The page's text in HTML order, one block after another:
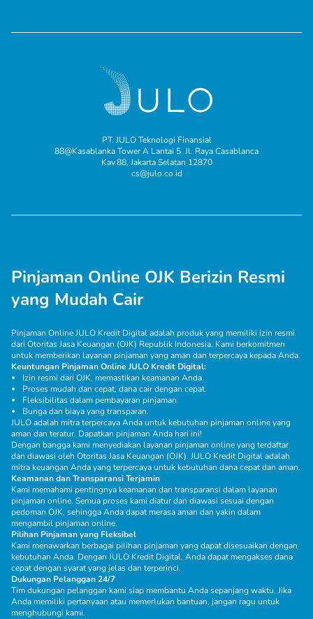
PT. JULO Teknologi Finansial
88@Kasablanka Tower A Lantai 5. Jl. Raya Casablanca
Kav.88, Jakarta Selatan 12870
cs@julo.co.id
Pinjaman Online OJK Berizin Resmi
yang Mudah Cair
Pinjaman Online JULO Kredit Digital adalah produk yang memiliki izin resmi
dari Otoritas Jasa Keuangan (OJK) Republik Indonesia. Kami berkomitmen
untuk memberikan layanan pinjaman yang aman dan terpercaya kepada Anda.
Keuntungan Pinjaman Online JULO Kredit Digital:
Izin resmi dari OJK, memastikan keamanan Anda.
Proses mudah dan cepat, dana cair dengan cepat.
Fleksibilitas dalam pembayaran pinjaman.
Bunga dan biaya yang transparan.
JULO adalah mitra terpercaya Anda untuk kebutuhan pinjaman online yang
aman dan teratur. Dapatkan pinjaman Anda hari ini!
Dengan bangga kami menyediakan layanan pinjaman online yang terdaftar
dan diawasi oleh Otoritas Jasa Keuangan (OJK). JULO Kredit Digital adalah
mitra keuangan Anda yang terpercaya untuk kebutuhan dana cepat dan aman.
Keamanan dan Transparansi Terjamin
Kami memahami pentingnya keamanan dan transparansi dalam layanan
pinjaman online. Semua proses kami diatur dan diawasi sesuai dengan
pedoman OJK, sehingga Anda dapat merasa aman dan yakin dalam
mengambil pinjaman online.
Pilihan Pinjaman yang Fleksibel
Kami menawarkan berbagai pilihan pinjaman yang dapat disesuaikan dengan
kebutuhan Anda. Dengan JULO Kredit Digital, Anda dapat mengakses dana
cepat dengan syarat yang jelas dan terperinci.
Dukungan Pelanggan 24/7
Tim dukungan pelanggan kami siap membantu Anda sepanjang waktu. Jika
Anda memiliki pertanyaan atau memerlukan bantuan, jangan ragu untuk
menghubungi kami.